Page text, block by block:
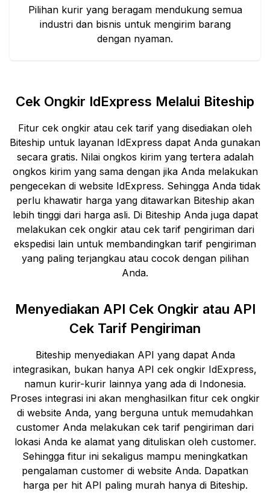
Pilihan kurir yang beragam mendukung semua
industri dan bisnis untuk mengirim barang
dengan nyaman.
Cek Ongkir IdExpress Melalui Biteship
Fitur cek ongkir atau cek tarif yang disediakan oleh
Biteship untuk layanan IdExpress dapat Anda gunakan
secara gratis. Nilai ongkos kirim yang tertera adalah
ongkos kirim yang sama dengan jika Anda melakukan
pengecekan di website IdExpress. Sehingga Anda tidak
perlu khawatir harga yang ditawarkan Biteship akan
lebih tinggi dari harga asli. Di Biteship Anda juga dapat
melakukan cek ongkir atau cek tarif pengiriman dari
ekspedisi lain untuk membandingkan tarif pengiriman
yang paling terjangkau atau cocok dengan pilihan
Anda.
Menyediakan API Cek Ongkir atau API
Cek Tarif Pengiriman
Biteship menyediakan API yang dapat Anda
integrasikan, bukan hanya API cek ongkir IdExpress,
namun kurir-kurir lainnya yang ada di Indonesia.
Proses integrasi ini akan menghasilkan fitur cek ongkir
di website Anda, yang berguna untuk memudahkan
customer Anda melakukan cek tarif pengiriman dari
lokasi Anda ke alamat yang dituliskan oleh customer.
Sehingga fitur ini sekaligus mampu meningkatkan
pengalaman customer di website Anda. Dapatkan
harga per hit API paling murah hanya di Biteship.